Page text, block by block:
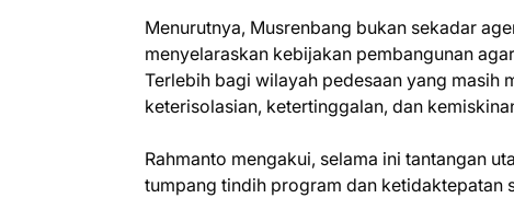
Menurutnya, Musrenbang bukan sekadar
menyelaraskan kebijakan pembangunan
Terlebih bagi wilayah pedesaan yang masih
keterisolasian, ketertinggalan, dan
Rahmanto mengakui, selama ini tantangan
tumpang tindih program dan ketidaktepatan